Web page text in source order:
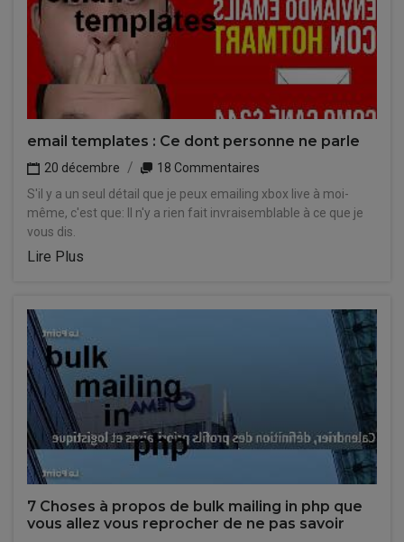
email templates : Ce dont personne ne parle
20 décembre
18 Commentaires
S'il y a un seul détail que je peux emailing xbox live à moi-
même, c'est que: Il n'y a rien fait invraisemblable à ce que je
vous dis.
Lire Plus
7 Choses à propos de bulk mailing in php que
vous allez vous reprocher de ne pas savoir